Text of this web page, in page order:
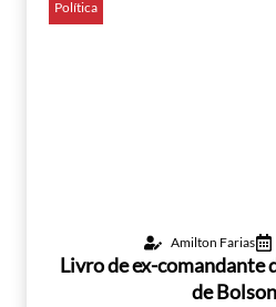
Política
Amilton Farias
Livro de ex-comandante
de